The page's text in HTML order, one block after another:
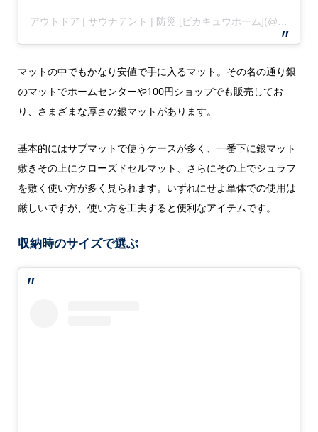
アウトドア | サウナテント | 防災 [ピカキュウホーム](@pikaqhome)がシェアした投稿
マットの中でもかなり安値で手に入るマット。その名の通り銀
のマットでホームセンターや100円ショップでも販売してお
り、さまざまな厚さの銀マットがあります。
基本的にはサブマットで使うケースが多く、一番下に銀マット
敷きその上にクローズドセルマット、さらにその上でシュラフ
を敷く使い方が多く見られます。いずれにせよ単体での使用は
厳しいですが、使い方を工夫すると便利なアイテムです。
収納時のサイズで選ぶ